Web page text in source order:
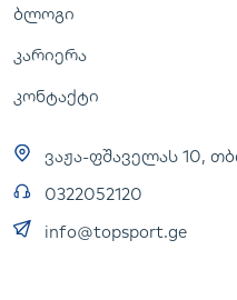
ბლოგი
კარიერა
კონტაქტი
ვაჟა-ფშაველას 10,
0322052120
info@topsport.ge